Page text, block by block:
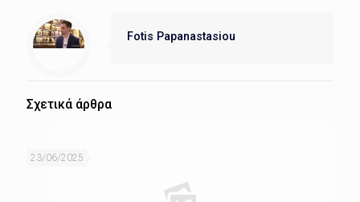
Fotis Papanastasiou
Σχετικά άρθρα
23/06/2025